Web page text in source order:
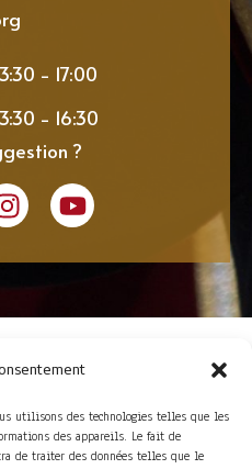
utilisons des technologies telles que les
des appareils. Le fait de
de traiter des données telles que le
- 17:00
- 16:30
?